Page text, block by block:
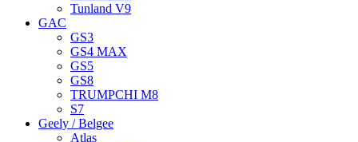
Tunland V9
GAC
GS3
GS4 MAX
GS5
GS8
TRUMPCHI M8
S7
Geely / Belgee
Atlas